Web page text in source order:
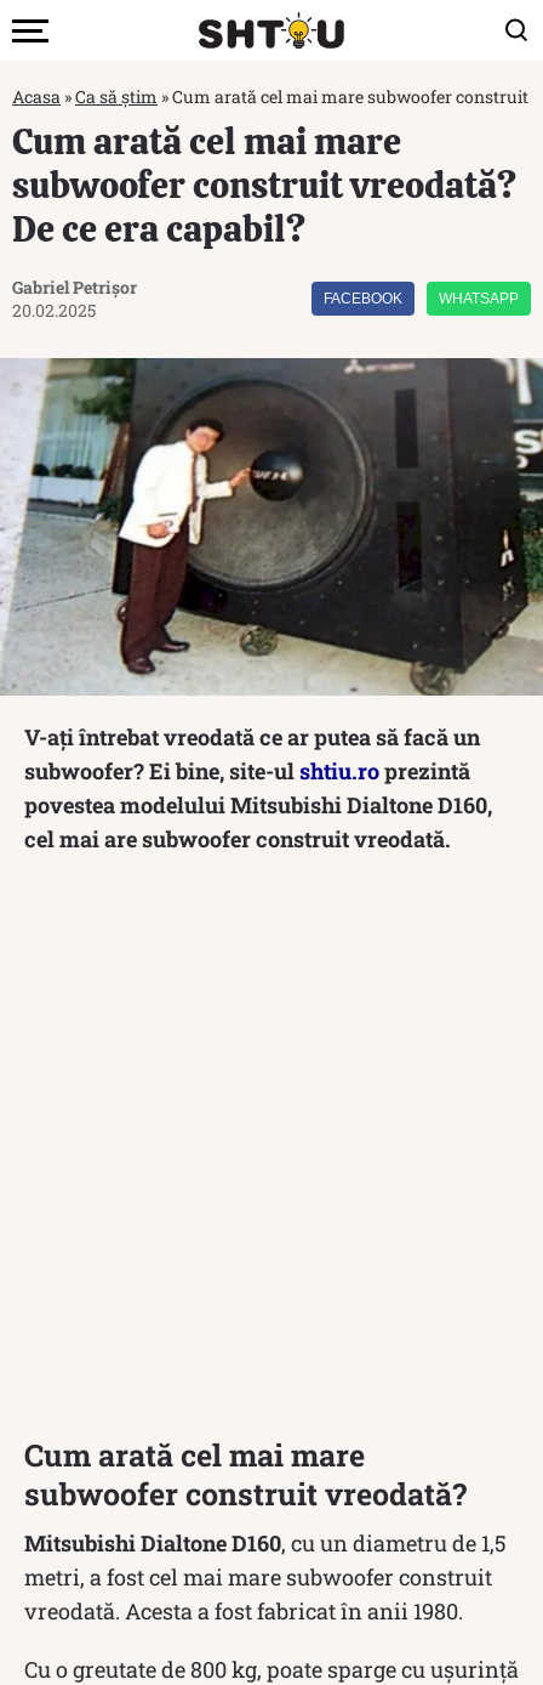
Acasa »Ca să știm »Cum arată cel mai mare subwoofer construit
Cum arată cel mai mare
subwoofer construit vreodată?
De ce era capabil?
Gabriel Petrișor
20.02.2025
FACEBOOK WHATSAPP
V-ați întrebat vreodată ce ar putea să facă un
subwoofer? Ei bine, site-ulshtiu.roprezintă
povestea modelului Mitsubishi Dialtone D160,
cel mai are subwoofer construit vreodată.
Cum arată cel mai mare
subwoofer construit vreodată?
Mitsubishi Dialtone D160, cu un diametru de 1,5
metri, a fost cel mai mare subwoofer construit
vreodată. Acesta a fost fabricat în anii 1980.
Cu o greutate de 800 kg, poate sparge cu ușurință